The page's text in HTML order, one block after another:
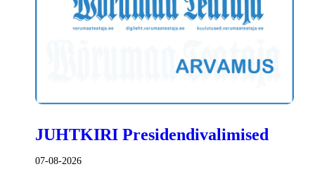
JUHTKIRI Presidendivalimised
07-08-2026